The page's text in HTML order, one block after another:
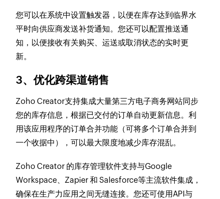
您可以在系统中设置触发器，以便在库存达到临界水
平时向供应商发送补货通知。您还可以配置推送通
知，以便接收有关购买、运送或取消状态的实时更
新。
3、优化跨渠道销售
Zoho Creator支持集成大量第三方电子商务网站同步
您的库存信息，根据已交付的订单自动更新信息。利
用该应用程序的订单合并功能（可将多个订单合并到
一个收据中），可以最大限度地减少库存混乱。
Zoho Creator 的库存管理软件支持与Google
Workspace、Zapier 和 Salesforce等主流软件集成，
确保在生产力应用之间无缝连接。您还可使用API与